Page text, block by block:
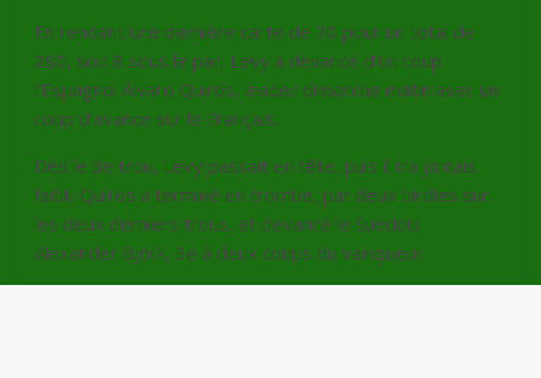
En rendant une dernière carte de 70 pour un total de
280, soit 8 sous le par, Levy a devancé d’un coup
l’Espagnol Álvaro Quirós, leader dimanche matin avec un
coup d’avance sur le Français.
Dès le 3e trou, Levy passait en tête, puis il n’a jamais
faibli. Quiros a terminé en trombe, par deux birdies sur
les deux derniers trous, et devancé le Suédois
Alexander Björk, 3e à deux coups du vainqueur.